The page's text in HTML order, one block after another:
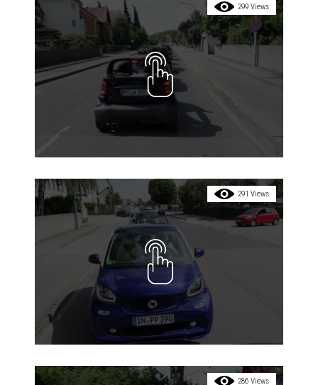
299 Views
291 Views
286 Views